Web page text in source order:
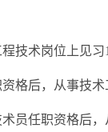
技术岗位上见习
格后，从事技术
员任职资格后，